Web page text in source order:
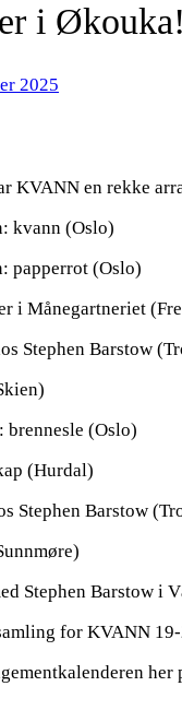
i Økouka!
2025
KVANN en rekke
kvann (Oslo)
papperrot (Oslo)
i Månegartneriet
Stephen Barstow
brennesle (Oslo)
(Hurdal)
Stephen Barstow
Stephen Barstow i
for KVANN
her